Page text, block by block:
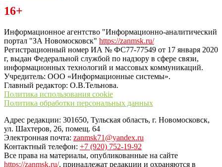
Читайте последние новости дня в Тульской области на сайте
“ЗаНовомосковск”
16+
Информационное агентство "Информационно-аналитический
портал "ЗА Новомосковск" https://zanmsk.ru/
Регистрационный номер ИА № ФС77-77549 от 17 января 2020
г, выдан Федеральной службой по надзору в сфере связи,
информационных технологий и массовых коммуникаций.
Учредитель: ООО «Информационные системы».
Главный редактор: О.В.Тельнова.
Политика использования cookie
Политика обработки персональных данных
Адрес редакции: 301650, Тульская область, г. Новомосковск,
ул. Шахтеров, 26, помещ. 64
Электронная почта: zanmsk71@yandex.ru
Контактный телефон: +7 (920) 752-19-92
Все права на материалы, опубликованные на сайте
https://zanmsk.ru/, принадлежат редакции и охраняются в